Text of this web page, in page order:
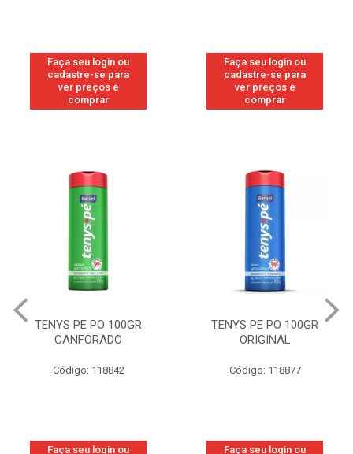
Faça seu login ou
cadastre-se para
ver preços e
comprar
Faça seu login ou
cadastre-se para
ver preços e
comprar
TENYS PE PO 100GR
CANFORADO
Código: 118842
Faça seu login ou
TENYS PE PO 100GR
ORIGINAL
Código: 118877
Faça seu login ou